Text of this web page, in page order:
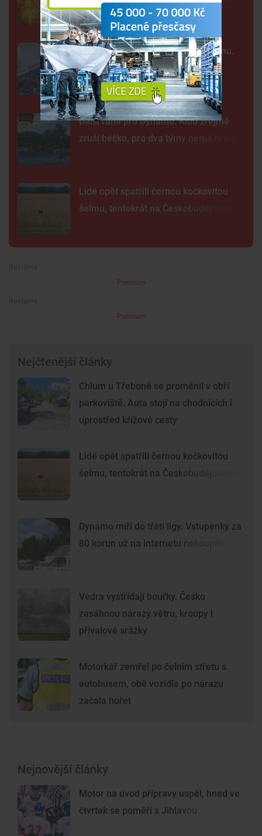
Kraj nabízí za Dynamo 32,55 milionu.
Převod akcií chce dokončit co
nejrychleji
Další rána pro Dynamo. Klub zřejmě
zruší béčko, pro dva týmy nemá hráče
Lidé opět spatřili černou kočkovitou
šelmu, tentokrát na Českobudějovicku
Premium
Premium
Nejčtenější články
Chlum u Třeboně se proměnil v obří
parkoviště. Auta stojí na chodnících i
uprostřed křížové cesty
Lidé opět spatřili černou kočkovitou
šelmu, tentokrát na Českobudějovicku
Dynamo míří do třetí ligy. Vstupenky za
80 korun už na internetu nekoupíte
Vedra vystřídají bouřky. Česko
zasáhnou nárazy větru, kroupy i
přívalové srážky
Motorkář zemřel po čelním střetu s
autobusem, obě vozidla po nárazu
začala hořet
Nejnovější články
Motor na úvod přípravy uspěl, hned ve
čtvrtek se poměří s Jihlavou